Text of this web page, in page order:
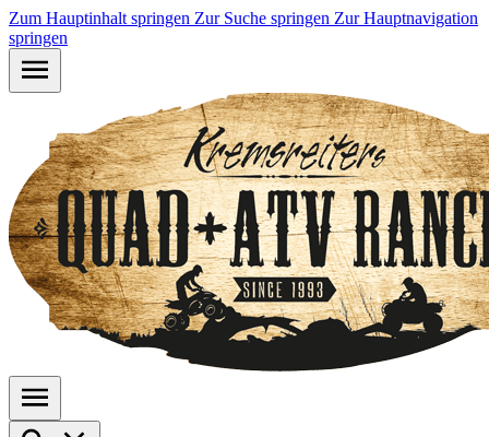
Zum Hauptinhalt springen Zur Suche springen Zur Hauptnavigation
springen